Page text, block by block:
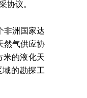
协议。
非洲国家达
然气供应协
米的液化天
域的勘探工